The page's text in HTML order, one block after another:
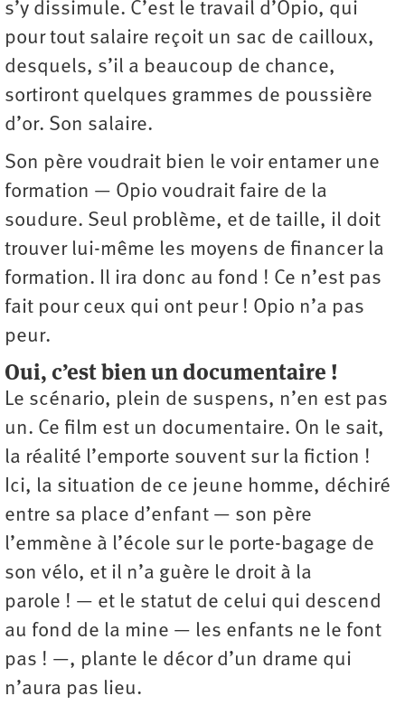
s’y dissimule. C’est le travail d’Opio, qui
pour tout salaire reçoit un sac de cailloux,
desquels, s’il a beaucoup de chance,
sortiront quelques grammes de poussière
d’or. Son salaire.
Son père voudrait bien le voir entamer une
formation — Opio voudrait faire de la
soudure. Seul problème, et de taille, il doit
trouver lui-même les moyens de financer la
formation. Il ira donc au fond ! Ce n’est pas
fait pour ceux qui ont peur ! Opio n’a pas
peur.
Oui, c’est bien un documentaire !
Le scénario, plein de suspens, n’en est pas
un. Ce film est un documentaire. On le sait,
la réalité l’emporte souvent sur la fiction !
Ici, la situation de ce jeune homme, déchiré
entre sa place d’enfant — son père
l’emmène à l’école sur le porte-bagage de
son vélo, et il n’a guère le droit à la
parole ! — et le statut de celui qui descend
au fond de la mine — les enfants ne le font
pas ! —, plante le décor d’un drame qui
n’aura pas lieu.